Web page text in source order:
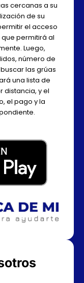
cercanas a su
de su
el acceso
permitirá al
Luego,
número de
las grúas
una lista de
distancia, y el
el pago y la